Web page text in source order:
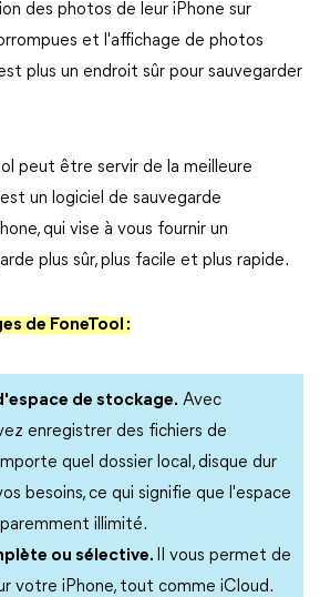
des photos de leur iPhone sur
et l'affichage de photos
plus un endroit sûr pour sauvegarder
peut être servir de la meilleure
un logiciel de sauvegarde
qui vise à vous fournir un
plus sûr, plus facile et plus rapide.
de FoneTool :
de stockage. Avec
enregistrer des fichiers de
quel dossier local, disque dur
besoins, ce qui signifie que l'espace
illimité.
ou sélective.
Il vous permet de
votre iPhone, tout comme iCloud.